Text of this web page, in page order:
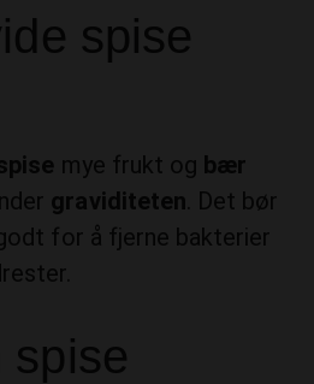
spise
mye frukt og bær
graviditeten . Det bør
for å fjerne bakterier
spise